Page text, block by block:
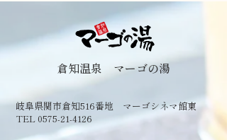
倉知温泉 マーゴの湯
岐阜県関市倉知516番地 マーゴシネマ館東
TEL 0575-21-4126